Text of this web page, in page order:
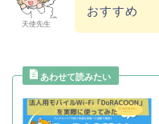
天使先生
おすすめ